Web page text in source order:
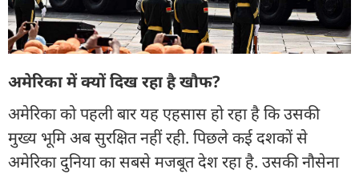
अमेरिका में क्यों दिख रहा है खौफ?
अमेरिका को पहली बार यह एहसास हो रहा है कि उसकी
मुख्य भूमि अब सुरक्षित नहीं रही. पिछले कई दशकों से
अमेरिका दुनिया का सबसे मजबूत देश रहा है. उसकी नौसेना